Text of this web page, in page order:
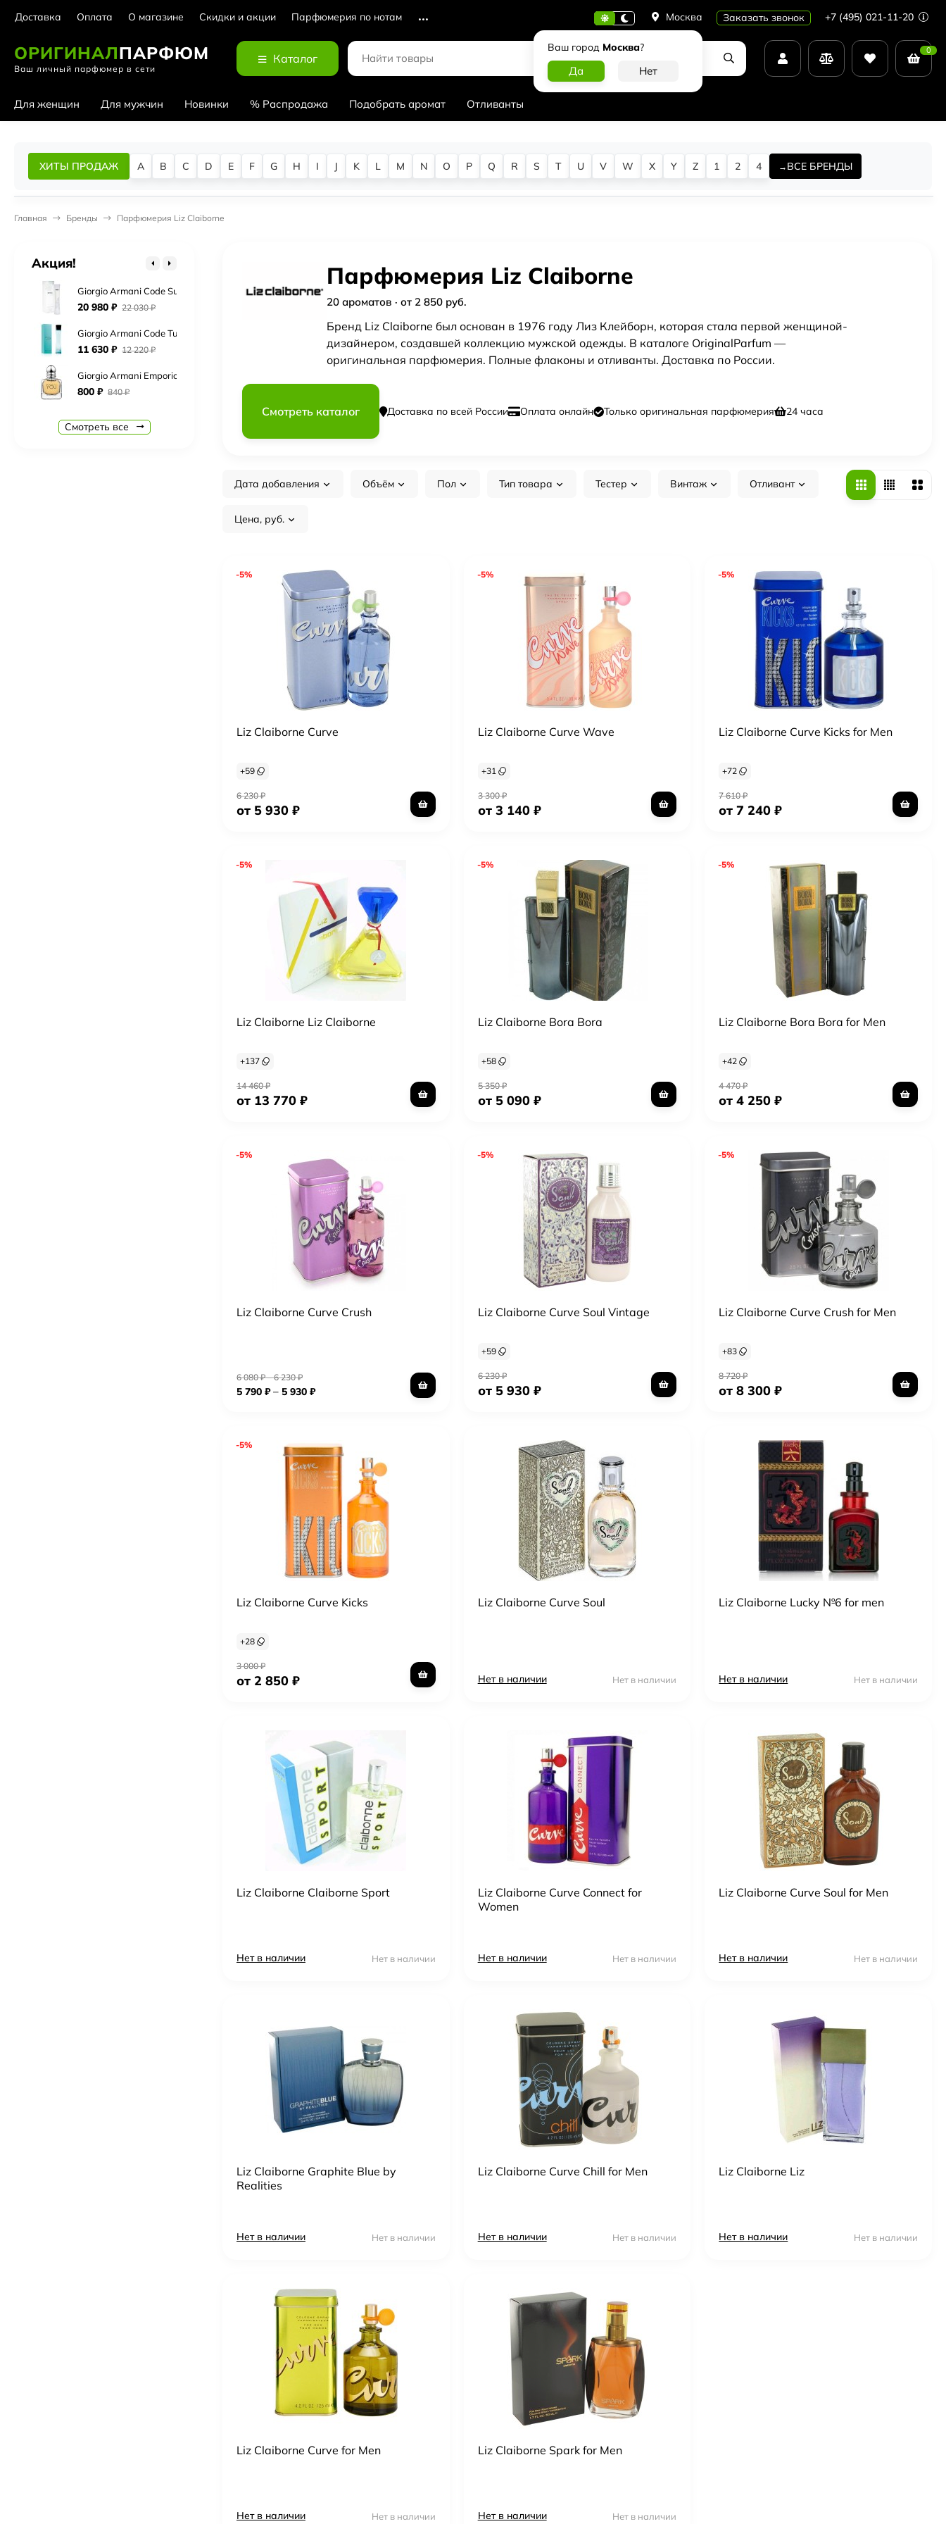
Доставка Оплата О магазине Скидки и акции Парфюмерия по нотам Москва
Ваш город Москва?
Заказать звонок +7 (495) 021-11-20
ОРИГИНАЛПАРФЮМ
Ваш личный парфюмер в сети
Каталог
0
Для женщин Для мужчин Новинки % Распродажа Подобрать аромат Отливанты
ХИТЫ ПРОДАЖ A B C D E F G H I J K L M N O P Q R S T U V W X Y Z 1 2 4 ВСЕ БРЕНДЫ
Главная Бренды Парфюмерия Liz Claiborne
Парфюмерия Liz Claiborne
20 ароматов · от 2 850 руб.
Бренд Liz Claiborne был основан в 1976 году Лиз Клейборн, которая стала первой женщиной-
дизайнером, создавшей коллекцию мужской одежды. В каталоге OriginalParfum —
оригинальная парфюмерия. Полные флаконы и отливанты. Доставка по России.
Смотреть каталог Доставка по всей России Оплата онлайн Только оригинальная парфюмерия 24 часа
Дата добавления Объём Пол Тип товара Тестер Винтаж Отливант
Цена, руб.
-5%
Liz Claiborne Curve
+59
6 230₽
от 5 930 ₽
-5%
Liz Claiborne Curve Wave
+31
3 300₽
от 3 140 ₽
-5%
Liz Claiborne Curve Kicks for Men
+72
7 610₽
от 7 240₽
-5%
Liz Claiborne Liz Claiborne
+137
14 460₽
от 13 770 ₽
-5%
Liz Claiborne Bora Bora
+58
5 350₽
от 5 090 ₽
-5%
Liz Claiborne Bora Bora for Men
+42
4 470₽
от 4 250₽
-5%
Liz Claiborne Curve Crush
6 080₽–6 230₽
5 790 ₽– 5 930 ₽
-5%
Liz Claiborne Curve Soul Vintage
+59
6 230₽
от 5 930 ₽
-5%
Liz Claiborne Curve Crush for Men
+83
8 720₽
от 8 300₽
-5%
Liz Claiborne Curve Kicks
+28
3 000₽
от 2 850 ₽
Liz Claiborne Curve Soul
Нет в наличии Нет в наличии
Liz Claiborne Lucky №6 for men
Нет в наличии Нет в наличии
Liz Claiborne Claiborne Sport
Нет в наличии Нет в наличии
Liz Claiborne Curve Connect for
Women
Нет в наличии Нет в наличии
Liz Claiborne Curve Soul for Men
Нет в наличии Нет в наличии
Liz Claiborne Graphite Blue by
Realities
Нет в наличии Нет в наличии
Liz Claiborne Curve Chill for Men
Нет в наличии Нет в наличии
Liz Claiborne Liz
Нет в наличии Нет в наличии
Liz Claiborne Curve for Men
Нет в наличии Нет в наличии
Liz Claiborne Spark for Men
Нет в наличии Нет в наличии
Акция!
Cerruti 1881 Bella Notte
5 930₽ 6 230
Нет в наличии
Giorgio Armani Code Summer Eau Fraiche
20 980 ₽ 22 030₽
Giorgio Armani Code Turquoise (eau fraiche)
11 630 ₽ 12 220₽
Giorgio Armani Emporio Armani Because It`s You
800 ₽ 840₽
Giorgio Armani Si Passione Eclat
840₽ 890₽
Giorgio Armani Emporio Armani Because It`s You
Смотреть все